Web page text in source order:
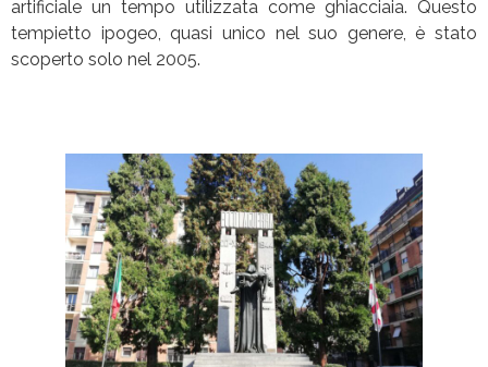
artificiale un tempo utilizzata come ghiacciaia. Questo
tempietto ipogeo, quasi unico nel suo genere, è stato
scoperto solo nel 2005.